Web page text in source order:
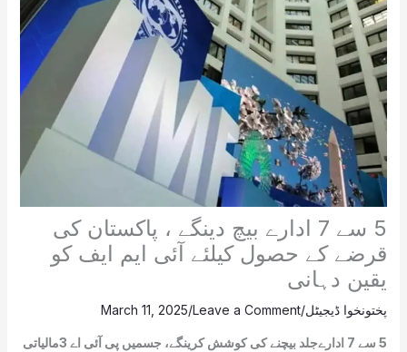
5 سے 7 ادارے بیچ دینگے ، پاکستان کی
قرضے کے حصول کیلئے آئی ایم ایف کو
یقین دہانی
پختونخوا ڈیجیٹل/
Leave a Comment
/
March 11, 2025
5 سے 7 ادارےجلد بیچنے کی کوشش کرینگے، جسمیں پی آئی اے 3مالیاتی